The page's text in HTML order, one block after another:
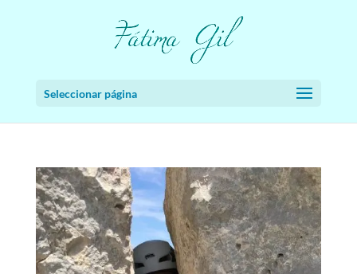
Seleccionar página